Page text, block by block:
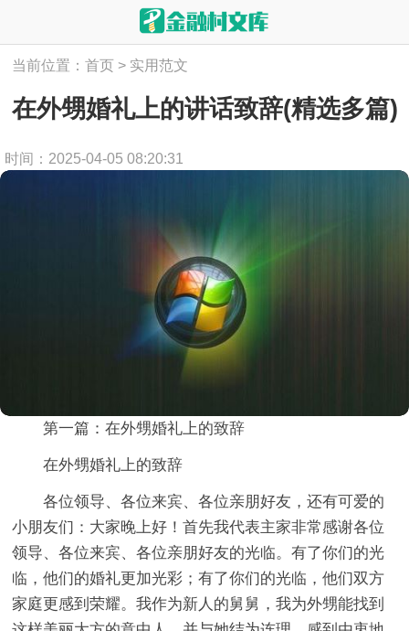
当前位置：首页 > 实用范文
在外甥婚礼上的讲话致辞(精选多篇)
时间：2025-04-05 08:20:31
第一篇：在外甥婚礼上的致辞
在外甥婚礼上的致辞
各位领导、各位来宾、各位亲朋好友，还有可爱的
小朋友们：大家晚上好！首先我代表主家非常感谢各位
领导、各位来宾、各位亲朋好友的光临。有了你们的光
临，他们的婚礼更加光彩；有了你们的光临，他们双方
家庭更感到荣耀。我作为新人的舅舅，我为外甥能找到